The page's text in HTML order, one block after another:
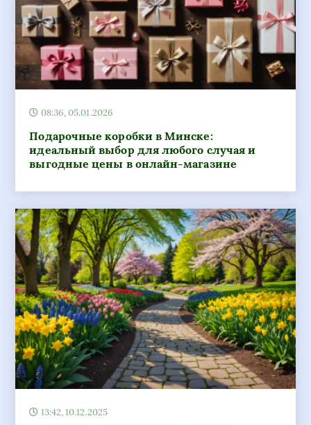
08:36, 05.01.2026
Подарочные коробки в Минске:
идеальный выбор для любого случая и
выгодные цены в онлайн-магазине
13:42, 10.12.2025